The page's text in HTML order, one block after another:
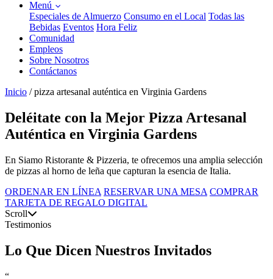
Menú
Especiales de Almuerzo Consumo en el Local Todas las
Bebidas Eventos Hora Feliz
Comunidad
Empleos
Sobre Nosotros
Contáctanos
Inicio / pizza artesanal auténtica en Virginia Gardens
Deléitate con la Mejor Pizza Artesanal
Auténtica en Virginia Gardens
En Siamo Ristorante & Pizzeria, te ofrecemos una amplia selección
de pizzas al horno de leña que capturan la esencia de Italia.
ORDENAR EN LÍNEA RESERVAR UNA MESA COMPRAR
TARJETA DE REGALO DIGITAL
Scroll
Testimonios
Lo Que Dicen Nuestros Invitados
“